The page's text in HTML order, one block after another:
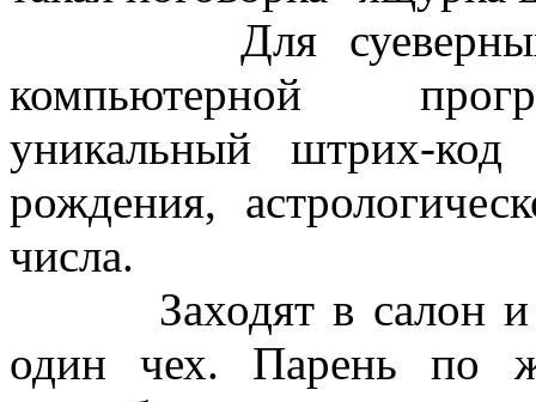
Для суеверных
компьютерной
уникальный штрих-
рождения,
числа.
Заходят в салон и
один чех. Парень по